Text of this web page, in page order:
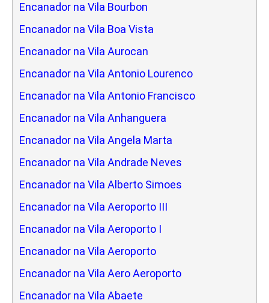
Encanador na Vila Bourbon
Encanador na Vila Boa Vista
Encanador na Vila Aurocan
Encanador na Vila Antonio Lourenco
Encanador na Vila Antonio Francisco
Encanador na Vila Anhanguera
Encanador na Vila Angela Marta
Encanador na Vila Andrade Neves
Encanador na Vila Alberto Simoes
Encanador na Vila Aeroporto III
Encanador na Vila Aeroporto I
Encanador na Vila Aeroporto
Encanador na Vila Aero Aeroporto
Encanador na Vila Abaete